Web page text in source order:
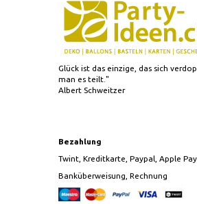
Glück ist das einzige, das sich
man es teilt."
Albert Schweitzer
Bezahlung
Twint, Kreditkarte, Paypal, Apple Pay
Banküberweisung, Rechnung